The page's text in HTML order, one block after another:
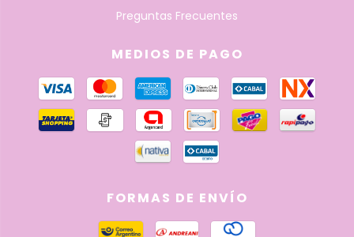
Preguntas Frecuentes
MEDIOS DE PAGO
FORMAS DE ENVÍO